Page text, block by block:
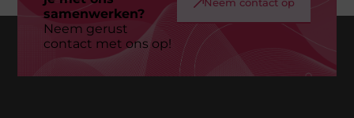
samenwerken?
Neem gerust
contact met ons op!
Neem contact op